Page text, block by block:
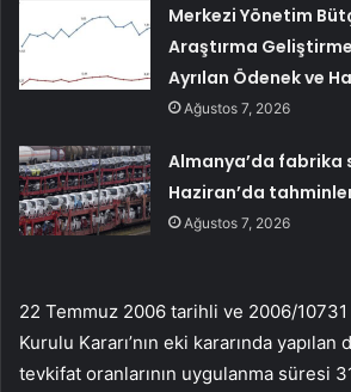
Merkezi Yönetim
Araştırma
Ayrılan Ödenek ve
Ağustos 7, 2026
Almanya’da fabrika
Haziran’da
Ağustos 7, 2026
22 Temmuz 2006 tarihli ve 2006/10731
Kurulu Kararı’nın eki kararında
tevkifat oranlarının uygulanma süresi